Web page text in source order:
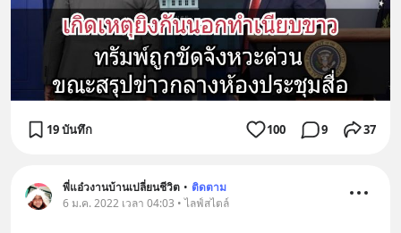
19 บันทึก 100 9 37
พี่แอ๋วงานบ้านเปลี่ยนชีวิต • ติดตาม
6 ม.ค. 2022 เวลา 04:03 • ไลฟ์สไตล์